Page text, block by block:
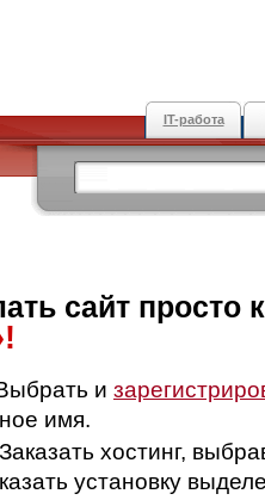
IT-работа
сайт просто
и
имя.
Заказать хостинг,
установку